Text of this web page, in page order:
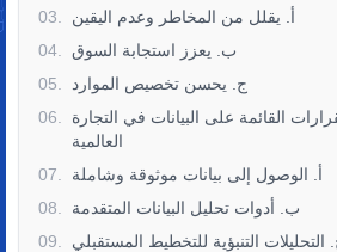
03
أ. يقلل من المخاطر وعدم اليقين
04
ب. يعزز استجابة السوق
05
ج. يحسن تخصيص الموارد
06
القائمة على البيانات في التجارة
العالمية
07
أ. الوصول إلى بيانات موثوقة وشاملة
08
ب. أدوات تحليل البيانات المتقدمة
09
التحليلات التنبؤية للتخطيط المستقبلي